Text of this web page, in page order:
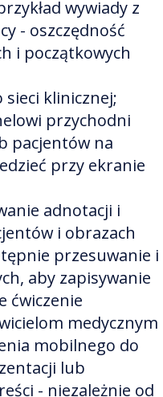
wywiady z
- oszczędność
i początkowych
klinicznej;
przychodni
pacjentów na
przy ekranie
adnotacji i
i obrazach
przesuwanie i
aby zapisywanie
ćwiczenie
medycznym
mobilnego do
lub
- niezależnie od